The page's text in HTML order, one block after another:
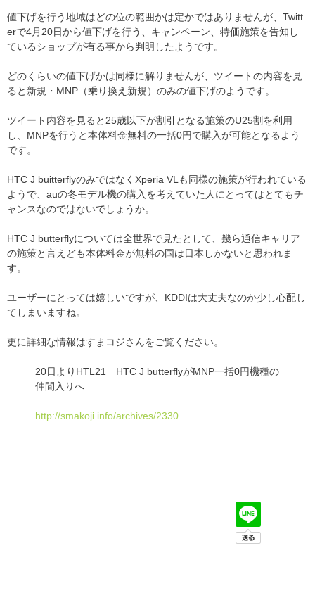
値下げを行う地域はどの位の範囲かは定かではありませんが、Twitt
erで4月20日から値下げを行う、キャンペーン、特価施策を告知し
ているショップが有る事から判明したようです。
どのくらいの値下げかは同様に解りませんが、ツイートの内容を見
ると新規・MNP（乗り換え新規）のみの値下げのようです。
ツイート内容を見ると25歳以下が割引となる施策のU25割を利用
し、MNPを行うと本体料金無料の一括0円で購入が可能となるよう
です。
HTC J buitterflyのみではなくXperia VLも同様の施策が行われている
ようで、auの冬モデル機の購入を考えていた人にとってはとてもチ
ャンスなのではないでしょうか。
HTC J butterflyについては全世界で見たとして、幾ら通信キャリア
の施策と言えども本体料金が無料の国は日本しかないと思われま
す。
ユーザーにとっては嬉しいですが、KDDIは大丈夫なのか少し心配し
てしまいますね。
更に詳細な情報はすまコジさんをご覧ください。
20日よりHTL21 HTC J butterflyがMNP一括0円機種の
仲間入りへ
http://smakoji.info/archives/2330